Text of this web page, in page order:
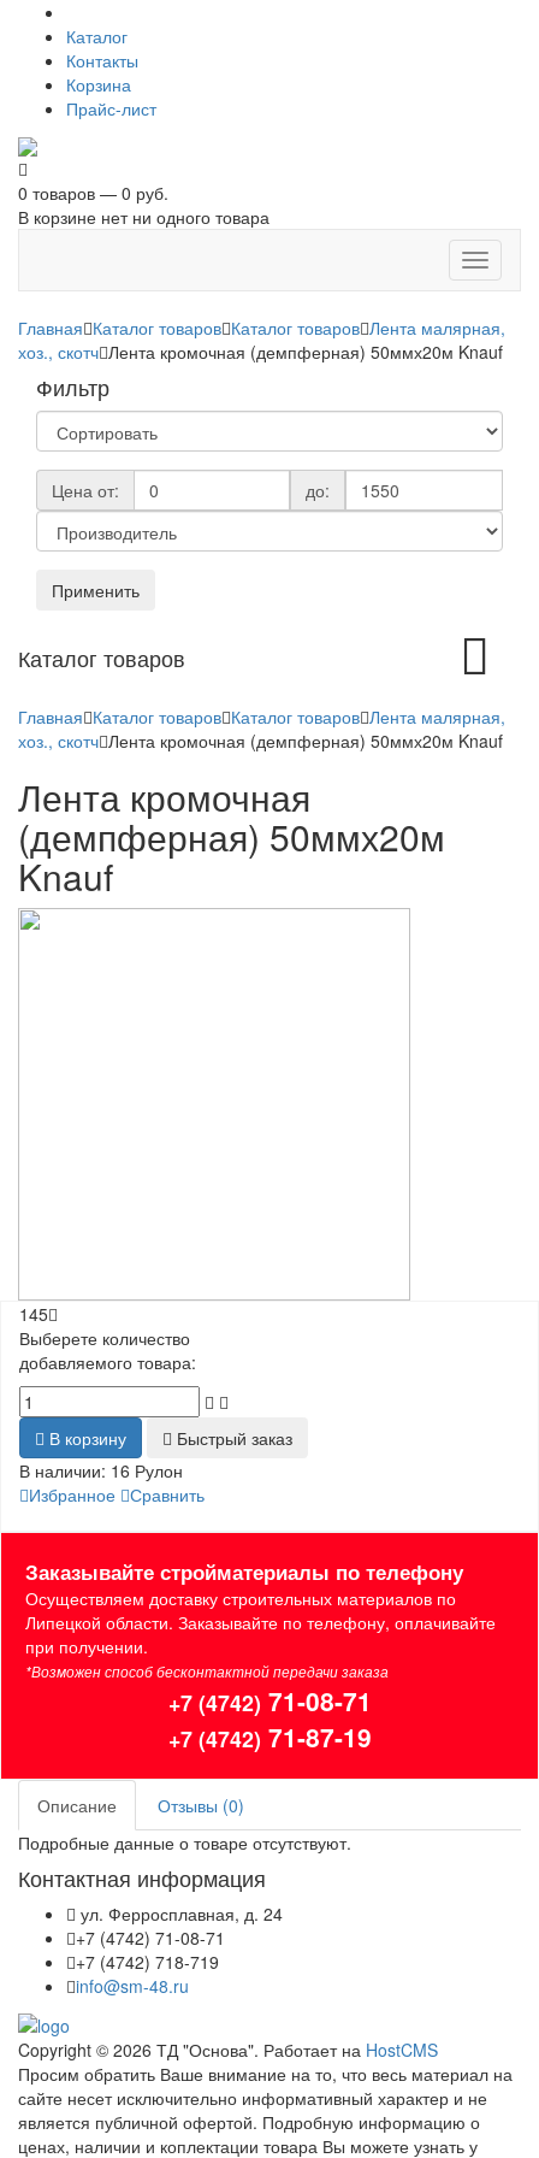
Каталог
Контакты
Корзина
Прайс-лист
0 товаров — 0 руб.
В корзине нет ни одного товара
Toggle
Главная Каталог товаров Каталог товаров Лента малярная,
хоз., скотч Лента кромочная (демпферная) 50ммх20м Knauf
Фильтр
Цена от: до:
Применить
Каталог товаров
Toggle
navigation
Главная Каталог товаров Каталог товаров Лента малярная,
хоз., скотч Лента кромочная (демпферная) 50ммх20м Knauf
Лента кромочная
(демпферная) 50ммх20м
Knauf
145
Выберете количество
добавляемого товара:
В корзину
Быстрый заказ
В наличии: 16 Рулон
Избранное Сравнить
Заказывайте стройматериалы по телефону
Осуществляем доставку строительных материалов по
Липецкой области. Заказывайте по телефону, оплачивайте
при получении.
*Возможен способ бесконтактной передачи заказа
+7 (4742) 71-08-71
+7 (4742) 71-87-19
Описание
Отзывы (0)
Подробные данные о товаре отсутствуют.
Контактная информация
ул. Ферросплавная, д. 24
+7 (4742) 71-08-71
+7 (4742) 718-719
info@sm-48.ru
Copyright © 2026 ТД "Основа". Работает на HostCMS
Просим обратить Ваше внимание на то, что весь материал на
сайте несет исключительно информативный характер и не
является публичной офертой. Подробную информацию о
ценах, наличии и коплектации товара Вы можете узнать у